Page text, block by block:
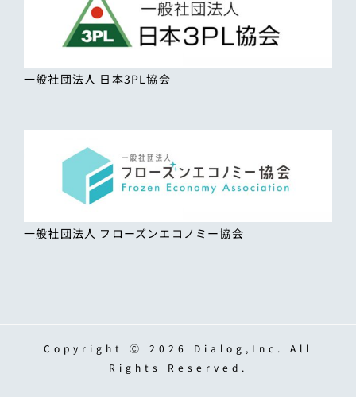
一般社団法人 日本3PL協会
一般社団法人 フローズンエコノミー協会
Copyright Ⓒ 2026 Dialog,Inc. All
Rights Reserved.